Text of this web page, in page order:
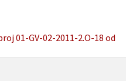
01-GV-02-2011-2.O-18 od